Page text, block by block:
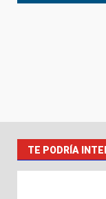
TE PODRÍA